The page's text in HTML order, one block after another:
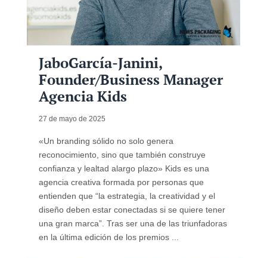
JaboGarcía-Janini,
Founder/Business Manager
Agencia Kids
27 de mayo de 2025
«Un branding sólido no solo genera
reconocimiento, sino que también construye
confianza y lealtad alargo plazo» Kids es una
agencia creativa formada por personas que
entienden que “la estrategia, la creatividad y el
diseño deben estar conectadas si se quiere tener
una gran marca”. Tras ser una de las triunfadoras
en la última edición de los premios ...